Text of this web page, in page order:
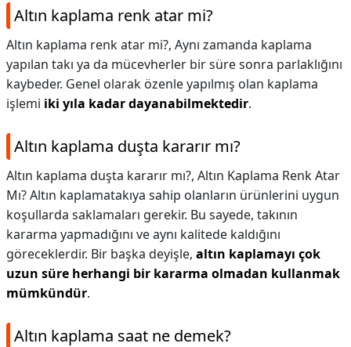
Altın kaplama renk atar mi?
Altın kaplama renk atar mi?, Aynı zamanda kaplama
yapılan takı ya da mücevherler bir süre sonra parlaklığını
kaybeder. Genel olarak özenle yapılmış olan kaplama
işlemi iki yıla kadar dayanabilmektedir.
Altın kaplama duşta kararır mı?
Altın kaplama duşta kararır mı?, Altın Kaplama Renk Atar
Mı? Altın kaplamatakıya sahip olanların ürünlerini uygun
koşullarda saklamaları gerekir. Bu sayede, takının
kararma yapmadığını ve aynı kalitede kaldığını
göreceklerdir. Bir başka deyişle, altın kaplamayı çok
uzun süre herhangi bir kararma olmadan kullanmak
mümkündür.
Altın kaplama saat ne demek?